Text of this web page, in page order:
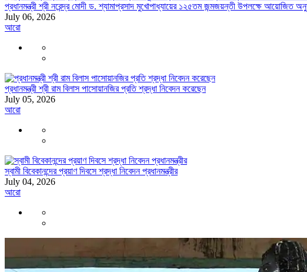
প্রধানমন্ত্রী শ্রী নরেন্দ্র মোদী ড. শ্যামাপ্রসাদ মুখোপাধ্যায়ের ১২৫তম জন্মজয়ন্তী উপলক্ষে আয়োজিত
July 06, 2026
আরো
প্রধানমন্ত্রী শ্রী রাম বিলাস পাসোয়ানজির প্রতি শ্রদ্ধা নিবেদন করেছেন
July 05, 2026
আরো
স্বামী বিবেকানন্দের প্রয়াণ দিবসে শ্রদ্ধা নিবেদন প্রধানমন্ত্রীর
July 04, 2026
আরো